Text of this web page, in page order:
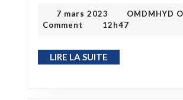
7 mars 2023 7 mars 2023OMDMHYD
Comment
12h47
LIRE LA SUITE